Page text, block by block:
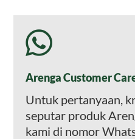
Arenga Customer
Untuk pertanyaan,
seputar produk
kami di nomor